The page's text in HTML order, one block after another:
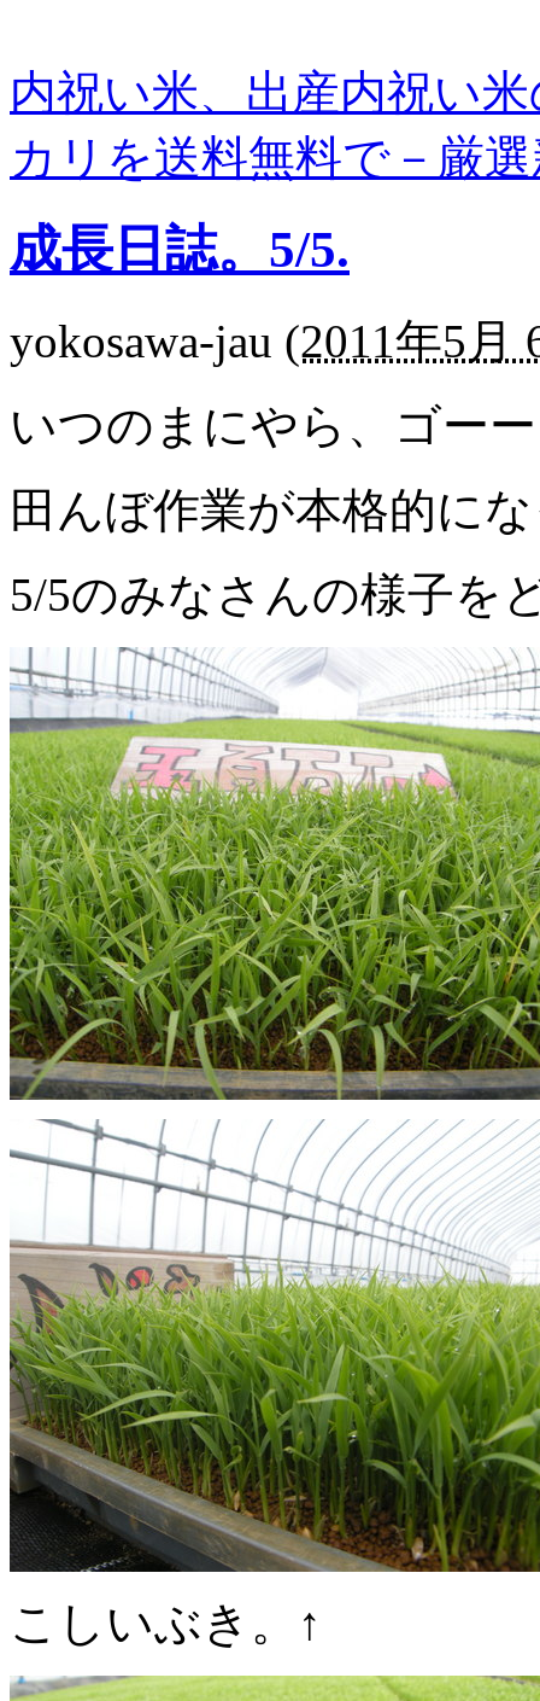
内祝い米、出産内祝い
カリを送料無料で－厳
成長日誌。5/5.
yokosawa-jau (2011年5月
いつのまにやら、ゴー
田んぼ作業が本格的に
5/5のみなさんの様子を
こしいぶき。↑